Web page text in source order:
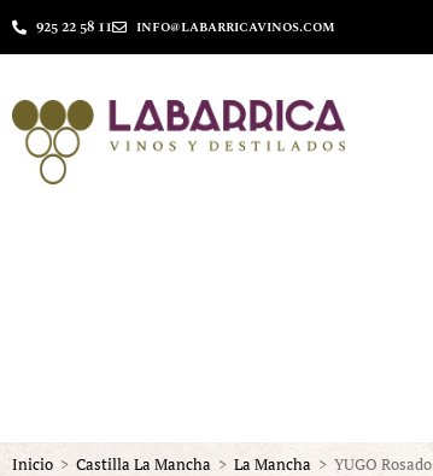
925 22 58 11 info@labarricavinos.com
Inicio > Castilla La Mancha > La Mancha > YUGO Rosado